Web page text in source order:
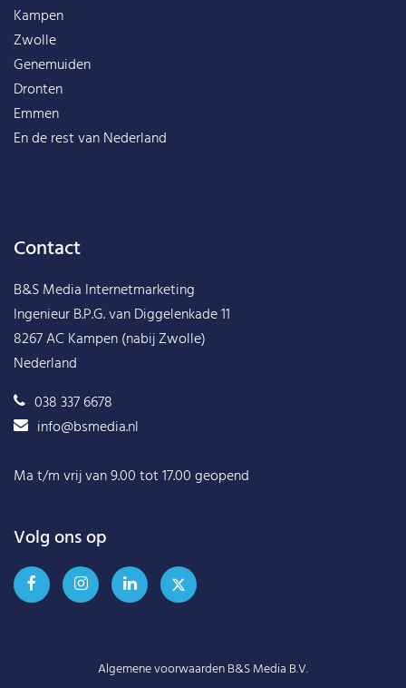
Kampen
Zwolle
Genemuiden
Dronten
Emmen
En de rest vanNederland
Contact
B&S Media Internetmarketing
Ingenieur B.P.G. van Diggelenkade 11
8267 AC Kampen (nabij Zwolle)
Nederland
038 337 6678
info@bsmedia.nl
Ma t/m vrij van 9.00 tot 17.00 geopend
Volg ons op
Algemene voorwaarden B&S Media B.V.